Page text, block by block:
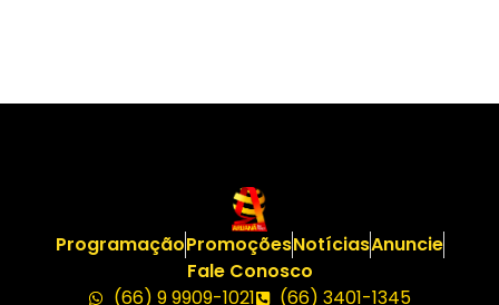
ProgramaçãoPromoçõesNotíciasAnuncie
Fale Conosco
(66) 9 9909-1021
(66) 3401-1345